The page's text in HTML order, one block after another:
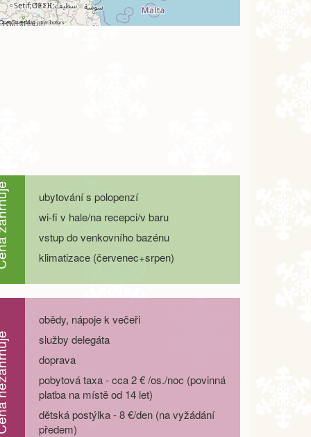
OpenStreetMapcontributors
ubytování s polopenzí
wi-fi v hale/na recepci/v baru
vstup do venkovního bazénu
klimatizace (červenec+srpen)
obědy, nápoje k večeři
služby delegáta
doprava
pobytová taxa - cca 2 € /os./noc (povinná
platba na místě od 14 let)
dětská postýlka - 8 €/den (na vyžádání
předem)